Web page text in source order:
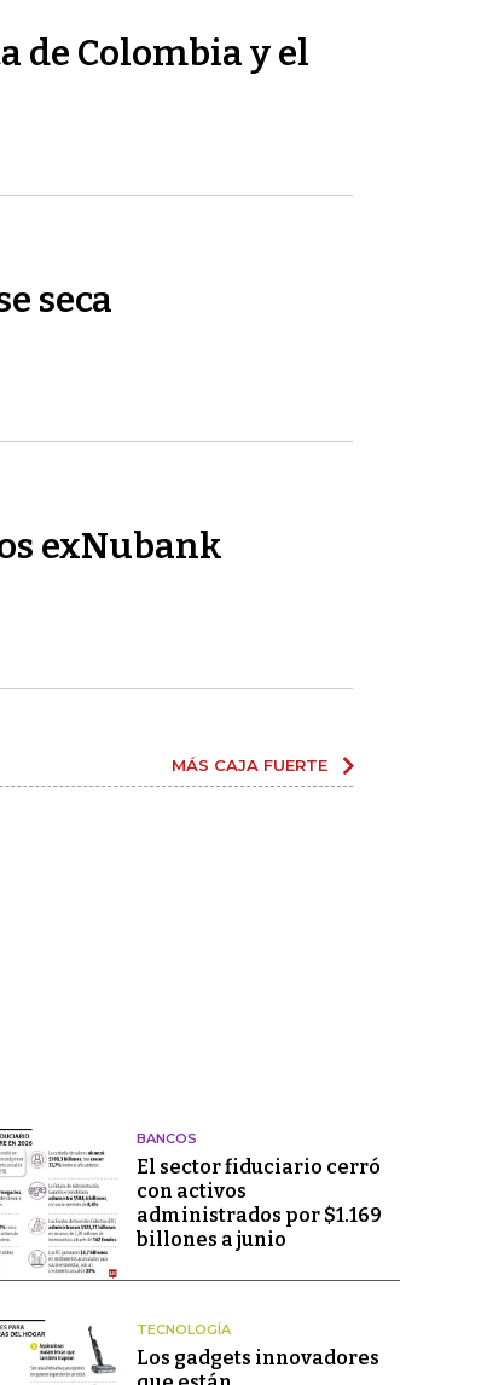
de Colombia y el
seca
exNubank
MÁS CAJA FUERTE
BANCOS
El sector fiduciario cerró
con activos
administrados por $1.169
billones a junio
TECNOLOGÍA
Los gadgets innovadores